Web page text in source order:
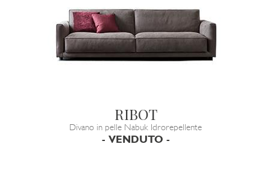
RIBOT
Divano in pelle Nabuk Idrorepellente
- VENDUTO -